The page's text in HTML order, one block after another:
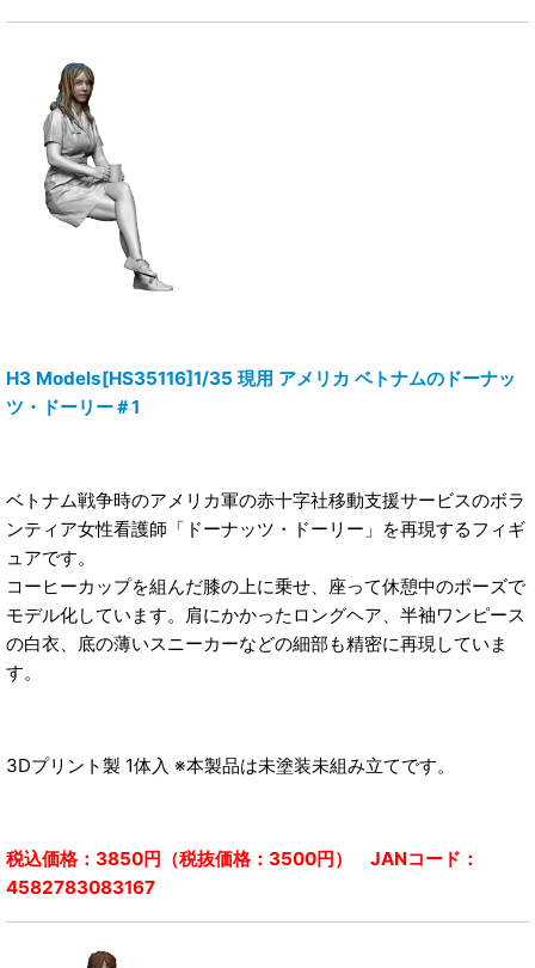
H3 Models[HS35116]1/35 現用 アメリカ ベトナムのドーナッ
ツ・ドーリー＃1
ベトナム戦争時のアメリカ軍の赤十字社移動支援サービスのボラ
ンティア女性看護師「ドーナッツ・ドーリー」を再現するフィギ
ュアです。
コーヒーカップを組んだ膝の上に乗せ、座って休憩中のポーズで
モデル化しています。肩にかかったロングヘア、半袖ワンピース
の白衣、底の薄いスニーカーなどの細部も精密に再現していま
す。
3Dプリント製 1体入 ※本製品は未塗装未組み立てです。
税込価格：3850円（税抜価格：3500円） JANコード：
4582783083167